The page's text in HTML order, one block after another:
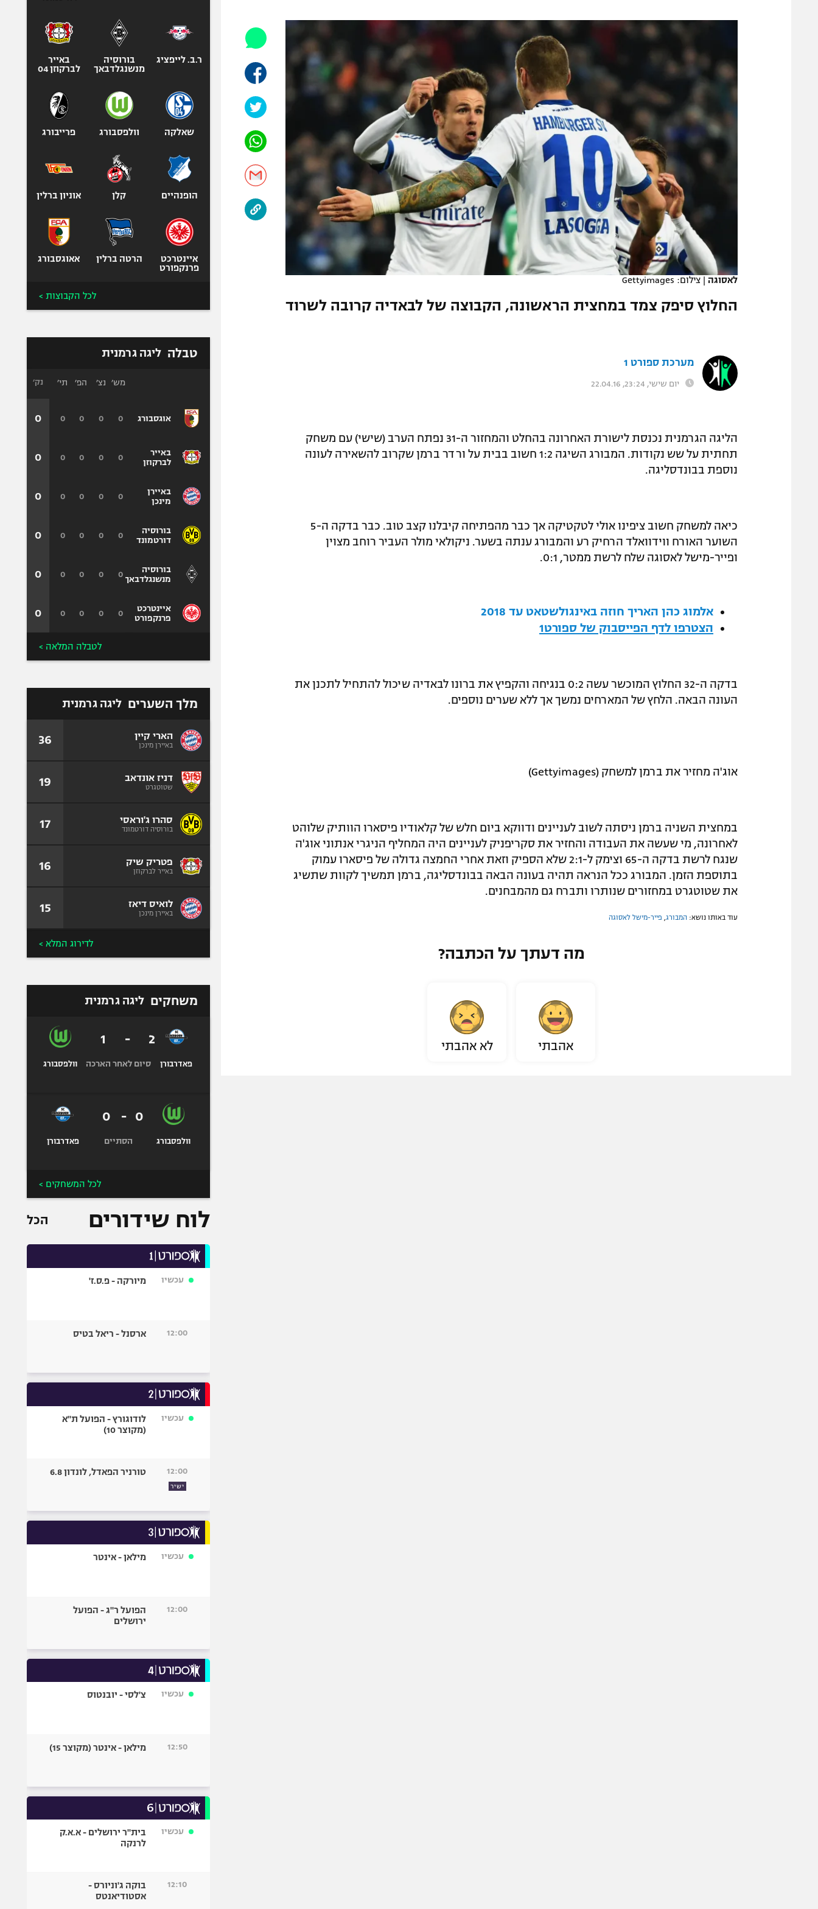
תקנון משתתפים וזוכים בפרסים
תקנון עבור פעילות ספורט 1 – "מרלן"
טניס
גיימינג E-Sports
תנאי שימוש
מדיניות פרטיות
תקנון פעילות ספורט 1
רשיון להקרנה פומבית לבית עסק
הצטרפות לחבילת הערוצים
לוח דרושים – ג'ובנט
המגזין
הפועל תל אביב
הפועל חיפה
הפועל באר שבע
מכבי נתניה
בני יהודה
ליגה סינית
ליגה ברזילאית
ליגות נוספות
אופניים
ספורט מוטורי
כדורמים
פוטבול אמריקאי NFL
בייסבול MLB
ספורט אתגרי
גיימינג E-Sports
לאסוגה | צילום: Gettyimages
החלוץ סיפק צמד במחצית הראשונה, הקבוצה של לבאדיה קרובה לשרוד
מערכת ספורט 1
יום שישי, 23:24, 22.04.16
הליגה הגרמנית נכנסת לישורת האחרונה בהחלט והמחזור ה-31 נפתח הערב (שישי) עם משחק
תחתית על שש נקודות. המבורג השיגה 1:2 חשוב בבית על ורדר ברמן שקרוב להשאירה לעונה
נוספת בבונדסליגה.
כיאה למשחק חשוב ציפינו אולי לטקטיקה אך כבר מהפתיחה קיבלנו קצב טוב. כבר בדקה ה-5
השוער האורח ווידוואלד הרחיק רע והמבורג ענתה בשער. ניקולאי מולר העביר רוחב מצוין
ופייר-מישל לאסוגה שלח לרשת ממטר, 0:1.
אלמוג כהן האריך חוזה באינגולשטאט עד 2018
הצטרפו לדף הפייסבוק של ספורט1
בדקה ה-32 החלוץ המוכשר עשה 0:2 בנגיחה והקפיץ את ברונו לבאדיה שיכול להתחיל לתכנן את
העונה הבאה. הלחץ של המארחים נמשך אך ללא שערים נוספים.
אוג'ה מחזיר את ברמן למשחק (Gettyimages)
במחצית השניה ברמן ניסתה לשוב לעניינים ודווקא ביום חלש של קלאודיו פיסארו הוותיק שלוהט
לאחרונה, מי שעשה את העבודה והחזיר את סקריפניק לעניינים היה המחליף הניגרי אנתוני אוג'ה
שנגח לרשת בדקה ה-65 וצימק ל-2:1 שלא הספיק וזאת אחרי החמצה גדולה של פיסארו עמוק
בתוספת הזמן. המבורג ככל הנראה תהיה בעונה הבאה בבונדסליגה, ברמן תמשיך לקוות שתשיג
את שטוטגרט במחזורים שנותרו ותברח גם מהמבחנים.
עוד באותו נושא: המבורג פייר-מישל לאסוגה
מה דעתך על הכתבה?
אהבתי לא אהבתי
ר.ב. לייפציג
בורוסיה
מנשנגלדבאך
באייר
לברקוזן 04
שאלקה וולפסבורג פרייבורג
הופנהיים קלן אוניון ברלין
איינטרכט
פרנקפורט
הרטה ברלין אאוגסבורג
לכל הקבוצות >
טבלה ליגה גרמנית
אוגסבורג
באייר
לברקוזן
באיירן
מינכן
בורוסיה
דורטמונד
בורוסיה
מנשנגלדבאך
איינטרכט
פרנקפורט
מש׳ נצ׳ הפ׳ תי׳
0
0
0
0
0
0
0
0
0
0
0
0
0
0
0
0
0
0
0
0
0
0
0
0
נק׳
0
0
0
0
0
0
לטבלה המלאה >
מלך השערים ליגה גרמנית
הארי קיין
באיירן מינכן 36
דניז אונדאב
שטוטגרט 19
סהרו ג'וראסי
בורוסיה דורטמונד 17
פטריק שיק
באייר לברקוזן 16
לואיס דיאז
באיירן מינכן 15
לדירוג המלא >
משחקים ליגה גרמנית
פאדרבורן
2
-
1
סיום לאחר הארכה וולפסבורג
וולפסבורג
0
-
0
הסתיים פאדרבורן
לכל המשחקים >
לוח שידורים הכל
עכשיו מיורקה - פ.ס.ז'
12:00 ארסנל - ריאל בטיס
עכשיו
לודוגורץ - הפועל ת"א
(מקוצר 10)
12:00
ישיר
טורניר הפאדל, לונדון 6.8
עכשיו מילאן - אינטר
12:00
הפועל ר"ג - הפועל
ירושלים
עכשיו צ'לסי - יובנטוס
12:50 מילאן - אינטר (מקוצר 15)
עכשיו
בית"ר ירושלים - א.א.ק
לרנקה
12:10
בוקה ג'וניורס -
אסטודיאנטס